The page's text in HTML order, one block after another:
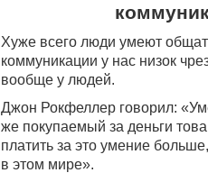
Хуже всего люди умеют
коммуникации у нас низок
вообще у людей.
Джон Рокфеллер говорил:
же покупаемый за деньги
платить за это умение
в этом мире».